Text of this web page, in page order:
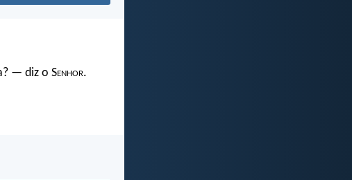
— diz o Senhor.